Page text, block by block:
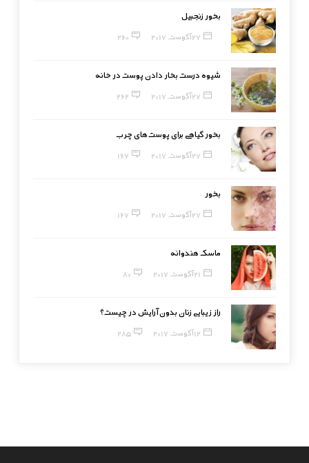
بخور زنجبیل
27 آگوست, 2017 260
شیوه درست بخار دادن پوست در خانه
27 آگوست, 2017 262
بخور گیاهی برای پوست‌های چرب
27 آگوست, 2017 167
بخور
27 آگوست, 2017 167
ماسک هندوانه
21 آگوست, 2017 80
راز زیبایی زنان بدون آرایش در چیست؟
12 آگوست, 2017 285